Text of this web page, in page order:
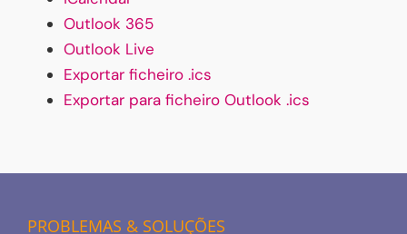
Outlook 365
Outlook Live
Exportar ficheiro .ics
Exportar para ficheiro Outlook .ics
PROBLEMAS & SOLUÇÕES